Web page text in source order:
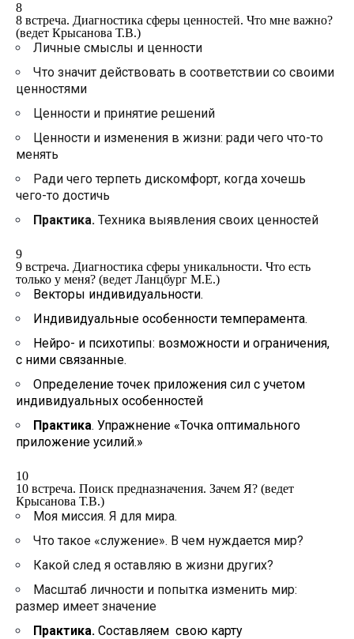
8
8 встреча. Диагностика сферы ценностей. Что мне важно?
(ведет Крысанова Т.В.)
Личные смыслы и ценности
Что значит действовать в соответствии со своими
ценностями
Ценности и принятие решений
Ценности и изменения в жизни: ради чего что-то
менять
Ради чего терпеть дискомфорт, когда хочешь
чего-то достичь
Практика. Техника выявления своих ценностей
9
9 встреча. Диагностика сферы уникальности. Что есть
только у меня? (ведет Ланцбург М.Е.)
Векторы индивидуальности.
Индивидуальные особенности темперамента.
Нейро- и психотипы: возможности и ограничения,
с ними связанные.
Определение точек приложения сил с учетом
индивидуальных особенностей
Практика. Упражнение «Точка оптимального
приложение усилий.»
10
10 встреча. Поиск предназначения. Зачем Я? (ведет
Крысанова Т.В.)
Моя миссия. Я для мира.
Что такое «служение». В чем нуждается мир?
Какой след я оставляю в жизни других?
Масштаб личности и попытка изменить мир:
размер имеет значение
Практика. Составляем свою карту